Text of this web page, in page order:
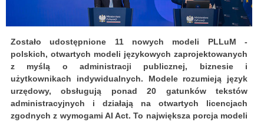
Zostało udostępnione 11 nowych modeli PLLuM -
polskich, otwartych modeli językowych zaprojektowanych
z myślą o administracji publicznej, biznesie i
użytkownikach indywidualnych. Modele rozumieją język
urzędowy, obsługują ponad 20 gatunków tekstów
administracyjnych i działają na otwartych licencjach
zgodnych z wymogami AI Act. To największa porcja modeli